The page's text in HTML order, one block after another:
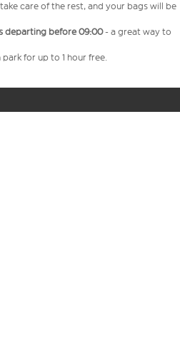
take care of the rest, and your bags will be
departing before 09:00- a great way to
park for up to 1 hour free.